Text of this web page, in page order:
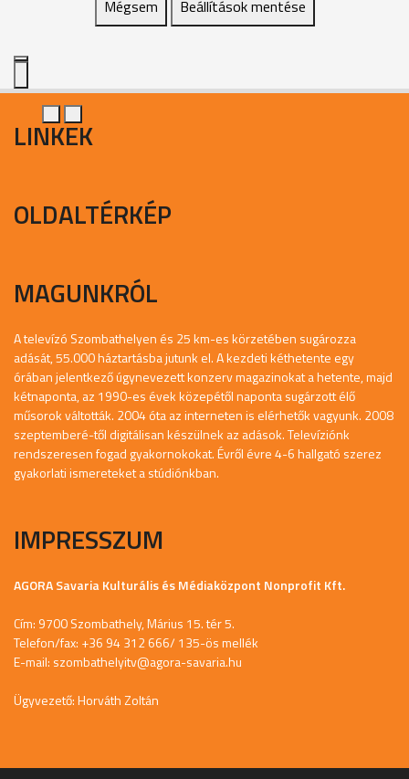
Mégsem Beállítások mentése
LINKEK
OLDALTÉRKÉP
MAGUNKRÓL
A televízó Szombathelyen és 25 km-es körzetében sugározza
adását, 55.000 háztartásba jutunk el. A kezdeti kéthetente egy
órában jelentkező úgynevezett konzerv magazinokat a hetente, majd
kétnaponta, az 1990-es évek közepétől naponta sugárzott élő
műsorok váltották. 2004 óta az interneten is elérhetők vagyunk. 2008
szeptemberé-től digitálisan készülnek az adások. Televíziónk
rendszeresen fogad gyakornokokat. Évről évre 4-6 hallgató szerez
gyakorlati ismereteket a stúdiónkban.
IMPRESSZUM
AGORA Savaria Kulturális és Médiaközpont Nonprofit Kft.
Cím: 9700 Szombathely, Márius 15. tér 5.
Telefon/fax: +36 94 312 666/ 135-ös mellék
E-mail: szombathelyitv@agora-savaria.hu
Ügyvezető: Horváth Zoltán